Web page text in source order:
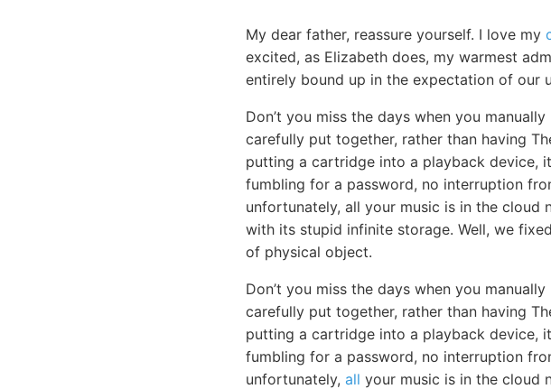
My dear father, reassure yourself. I love my
excited, as Elizabeth does, my warmest
entirely bound up in the expectation of our
Don’t you miss the days when you
carefully put together, rather than having
putting a cartridge into a playback device,
fumbling for a password, no interruption
unfortunately, all your music is in the cloud
with its stupid infinite storage. Well, we
of physical object.
Don’t you miss the days when you
carefully put together, rather than having
putting a cartridge into a playback device,
fumbling for a password, no interruption
unfortunately, all your music is in the cloud